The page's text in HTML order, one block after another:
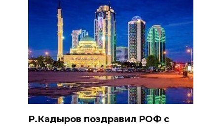
Р.Кадыров поздравил РОФ с